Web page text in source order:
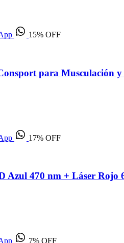
15% OFF
para Musculación
17% OFF
470 nm + Láser Rojo
7% OFF